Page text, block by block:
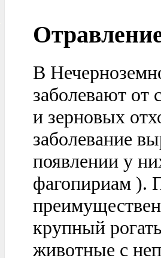
В
заболевают от
и зерновых
заболевание
появлении у
фагопириам ).
крупный
животные с